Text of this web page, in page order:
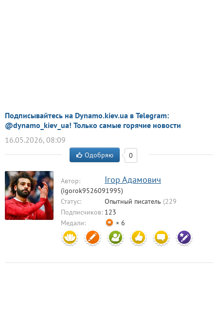
Подписывайтесь на Dynamo.kiev.ua в Telegram:
@dynamo_kiev_ua! Только самые горячие новости
16.05.2026, 08:09
Одобряю 0
Автор: Ігор Адамович
(igorok9526091995)
Статус:
Опытный писатель (229
комментариев)
Подписчиков: 123
Медали:
× 6